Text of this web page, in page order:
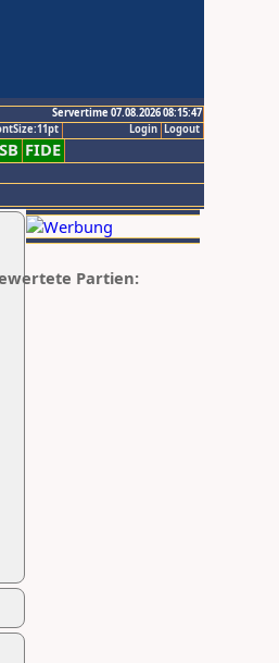
Servertime 07.08.2026 08:15:47
Logout
Login
FIDE
Partien: